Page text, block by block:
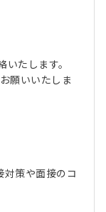
たします。
願いいたしま
対策や面接のコ